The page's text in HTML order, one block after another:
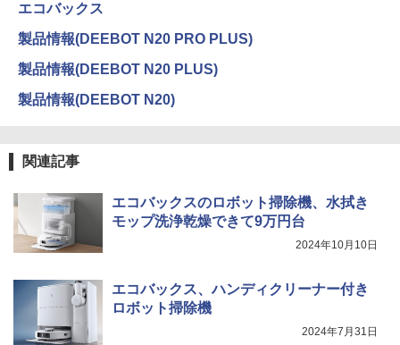
エコバックス
製品情報(DEEBOT N20 PRO PLUS)
製品情報(DEEBOT N20 PLUS)
製品情報(DEEBOT N20)
関連記事
エコバックスのロボット掃除機、水拭き
モップ洗浄乾燥できて9万円台
2024年10月10日
エコバックス、ハンディクリーナー付き
ロボット掃除機
2024年7月31日